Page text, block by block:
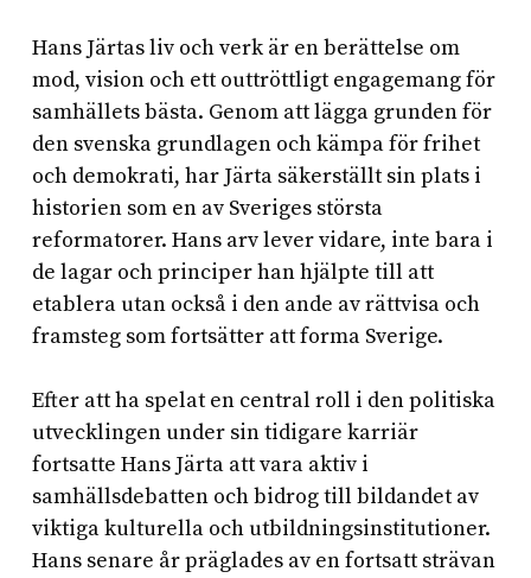
Hans Järtas liv och verk är en berättelse om
mod, vision och ett outtröttligt engagemang för
samhällets bästa. Genom att lägga grunden för
den svenska grundlagen och kämpa för frihet
och demokrati, har Järta säkerställt sin plats i
historien som en av Sveriges största
reformatorer. Hans arv lever vidare, inte bara i
de lagar och principer han hjälpte till att
etablera utan också i den ande av rättvisa och
framsteg som fortsätter att forma Sverige.
Efter att ha spelat en central roll i den politiska
utvecklingen under sin tidigare karriär
fortsatte Hans Järta att vara aktiv i
samhällsdebatten och bidrog till bildandet av
viktiga kulturella och utbildningsinstitutioner.
Hans senare år präglades av en fortsatt strävan